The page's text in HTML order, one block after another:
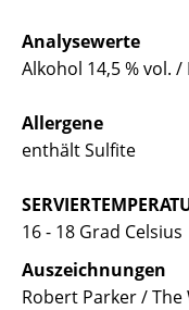
Analysewerte
Alkohol 14,5 % vol. /
Allergene
enthält Sulfite
16 - 18 Grad Celsius
Auszeichnungen
Robert Parker / The